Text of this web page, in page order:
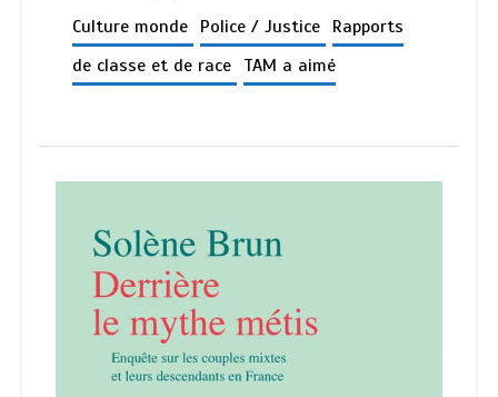
Culture monde Police / Justice Rapports
de classe et de race TAM a aimé